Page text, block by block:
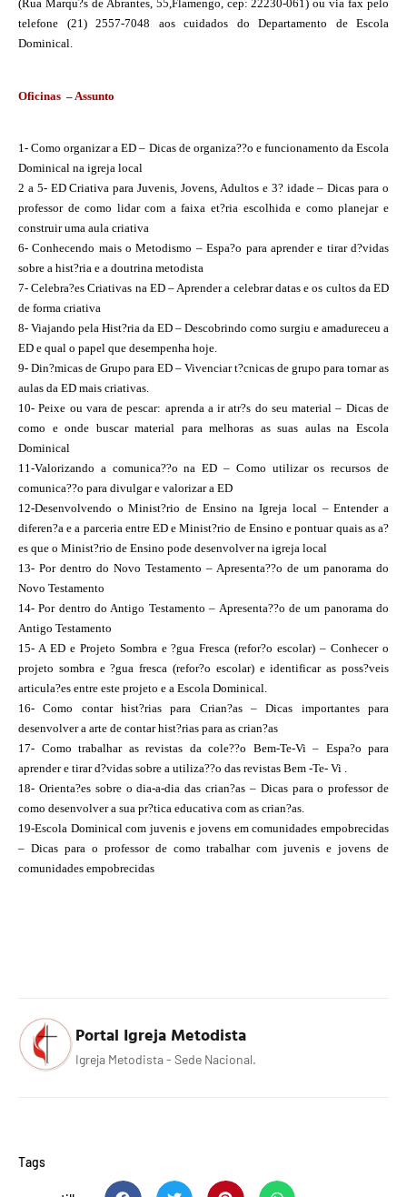
(Rua Marqu?s de Abrantes, 55,Flamengo, cep: 22230-061) ou via fax pelo
telefone (21) 2557-7048 aos cuidados do Departamento de Escola
Dominical.
Oficinas – Assunto
1- Como organizar a ED – Dicas de organiza??o e funcionamento da Escola
Dominical na igreja local
2 a 5- ED Criativa para Juvenis, Jovens, Adultos e 3? idade – Dicas para o
professor de como lidar com a faixa et?ria escolhida e como planejar e
construir uma aula criativa
6- Conhecendo mais o Metodismo – Espa?o para aprender e tirar d?vidas
sobre a hist?ria e a doutrina metodista
7- Celebra?es Criativas na ED – Aprender a celebrar datas e os cultos da ED
de forma criativa
8- Viajando pela Hist?ria da ED – Descobrindo como surgiu e amadureceu a
ED e qual o papel que desempenha hoje.
9- Din?micas de Grupo para ED – Vivenciar t?cnicas de grupo para tornar as
aulas da ED mais criativas.
10- Peixe ou vara de pescar: aprenda a ir atr?s do seu material – Dicas de
como e onde buscar material para melhoras as suas aulas na Escola
Dominical
11-Valorizando a comunica??o na ED – Como utilizar os recursos de
comunica??o para divulgar e valorizar a ED
12-Desenvolvendo o Minist?rio de Ensino na Igreja local – Entender a
diferen?a e a parceria entre ED e Minist?rio de Ensino e pontuar quais as a?
es que o Minist?rio de Ensino pode desenvolver na igreja local
13- Por dentro do Novo Testamento – Apresenta??o de um panorama do
Novo Testamento
14- Por dentro do Antigo Testamento – Apresenta??o de um panorama do
Antigo Testamento
15- A ED e Projeto Sombra e ?gua Fresca (refor?o escolar) – Conhecer o
projeto sombra e ?gua fresca (refor?o escolar) e identificar as poss?veis
articula?es entre este projeto e a Escola Dominical.
16- Como contar hist?rias para Crian?as – Dicas importantes para
desenvolver a arte de contar hist?rias para as crian?as
17- Como trabalhar as revistas da cole??o Bem-Te-Vi – Espa?o para
aprender e tirar d?vidas sobre a utiliza??o das revistas Bem -Te- Vi .
18- Orienta?es sobre o dia-a-dia das crian?as – Dicas para o professor de
como desenvolver a sua pr?tica educativa com as crian?as.
19-Escola Dominical com juvenis e jovens em comunidades empobrecidas
– Dicas para o professor de como trabalhar com juvenis e jovens de
comunidades empobrecidas
Portal Igreja Metodista
Igreja Metodista - Sede Nacional.
Tags